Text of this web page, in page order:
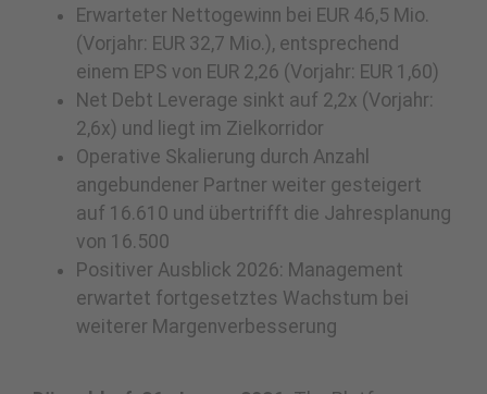
Erwarteter Nettogewinn bei EUR 46,5 Mio.
(Vorjahr: EUR 32,7 Mio.), entsprechend
einem EPS von EUR 2,26 (Vorjahr: EUR 1,60)
Net Debt Leverage sinkt auf 2,2x (Vorjahr:
2,6x) und liegt im Zielkorridor
Operative Skalierung durch Anzahl
angebundener Partner weiter gesteigert
auf 16.610 und übertrifft die Jahresplanung
von 16.500
Positiver Ausblick 2026: Management
erwartet fortgesetztes Wachstum bei
weiterer Margenverbesserung